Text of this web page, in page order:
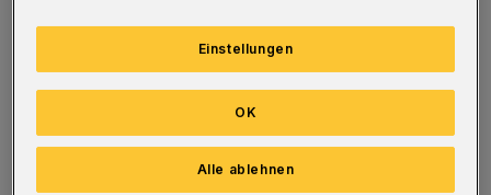
in Düsseldorf, Köln und Leverkusen gewesen
ist, hat mit Theresia von Lisieux eine
Hauptperson ausgewählt, die bereits von
Papst Pius X. als „die größte Heilige der
Einstellungen
Alle ablehnen
OK